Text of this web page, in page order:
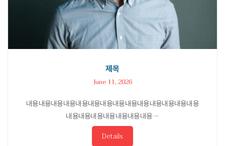
제목
June 11, 2026
내용내용내용내용내용내용내용내용내용내용내용내용내용내용
내용내용내용내용내용내용내용 ···
Details